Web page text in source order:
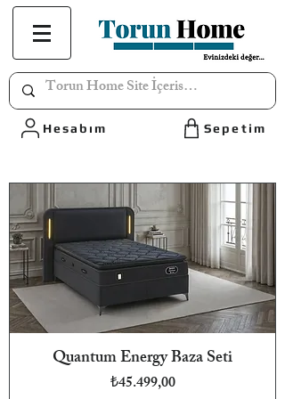
Hesabım Sepetim
Quantum Energy Baza Seti
Fiyat
₺45.499,00